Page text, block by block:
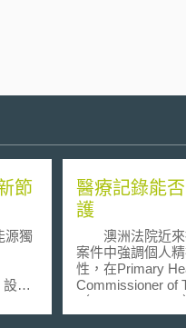
節
獨
立
府
醫療記錄能
護
澳洲法院近來
案件中強調個人
性，在Primary
Commissioner of
（[2010] FCA
的趨勢。在本案